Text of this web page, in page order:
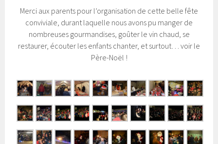
Merci aux parents pour l’organisation de cette belle fête
conviviale, durant laquelle nous avons pu manger de
nombreuses gourmandises, goûter le vin chaud, se
restaurer, écouter les enfants chanter, et surtout… voir le
Père-Noël !